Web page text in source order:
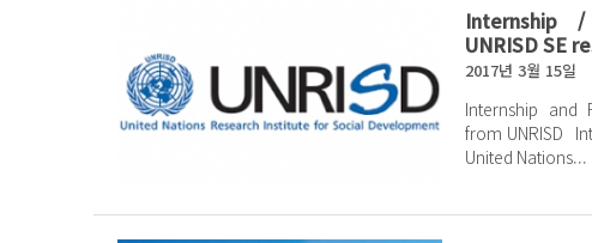
Internship
UNRISD SE
2017년 3월 15일
Internship and
from UNRISD Internship: Social and Solidarity Economy (SSE) The
United Nations...